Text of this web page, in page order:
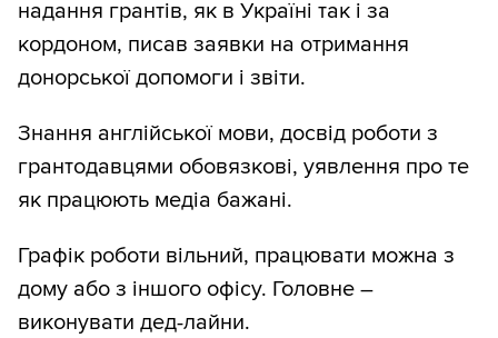
надання грантів, як в Україні так і за
кордоном, писав заявки на отримання
донорської допомоги і звіти.
Знання англійської мови, досвід роботи з
грантодавцями обовязкові, уявлення про те
як працюють медіа бажані.
Графік роботи вільний, працювати можна з
дому або з іншого офісу. Головне –
виконувати дед-лайни.